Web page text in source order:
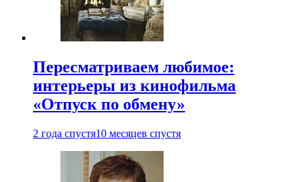
Пересматриваем любимое:
интерьеры из кинофильма
«Отпуск по обмену»
2 года спустя10 месяцев спустя